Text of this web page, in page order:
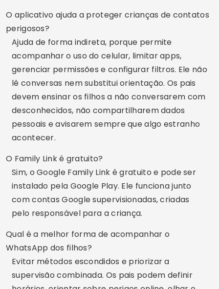
Aplicativo citado:
Link da Play Store:
https://play.google.com/store/apps/details?
id=com.google.android.apps.kids.familylink
Publicidade - SpotAds
Luiz Oliveira
Luiz Oliveira é formado em Ciência da
Computação e apaixonado por inovação